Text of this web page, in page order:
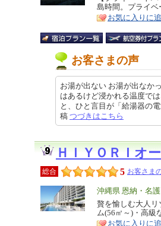
ア
徴
島時間。プライ
お気に入りに
お客さまの声
お湯が出ない お湯が出なか
はあるけど浸かれる温度で
と、ひと言目が「給湯器の
稿 つづきはこちら
ＨＩＹＯＲＩオ
総合 5 お客さま
エ
リ
ア
沖縄県 恩納・名
特
徴
贅を愉しむ大人
ム(56㎡～)・高級
お気に入りに